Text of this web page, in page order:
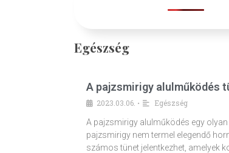
Egészség
A pajzsmirigy alulműködés
2023.03.06. •
Egészség
A pajzsmirigy alulműködés egy
pajzsmirigy nem termel elegendő
számos tünet jelentkezhet, amelyek